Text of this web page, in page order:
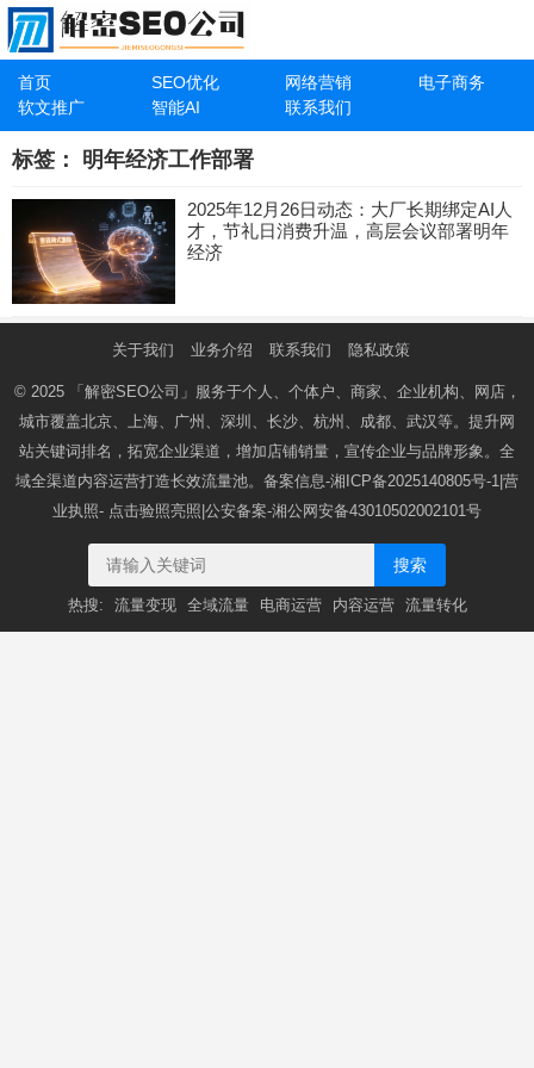
首页 SEO优化 网络营销
电子商务
软文推广
智能AI 联系我们
标签： 明年经济工作部署
2025年12月26日动态：大厂长期绑定AI人
才，节礼日消费升温，高层会议部署明年
经济
关于我们 业务介绍 联系我们 隐私政策
© 2025 「解密SEO公司」 服务于个人、个体户、商家、企业机构、网店，
城市覆盖北京、上海、广州、深圳、长沙、杭州、成都、武汉等。提升网
站关键词排名，拓宽企业渠道，增加店铺销量，宣传企业与品牌形象。全
域全渠道内容运营打造长效流量池。备案信息-湘ICP备2025140805号-1 |营
业执照- 点击验照亮照 |公安备案-湘公网安备43010502002101号
搜索
热搜: 流量变现 全域流量 电商运营 内容运营 流量转化